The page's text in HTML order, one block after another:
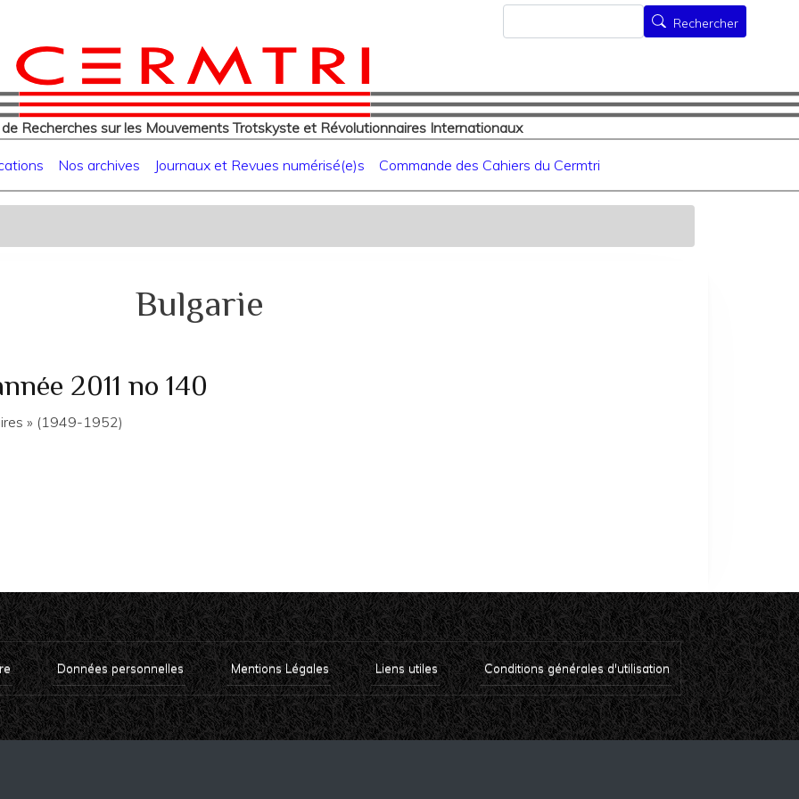
contenu
principal
Recherches sur les Mouvements Trotskyste et Révolutionnaires Internationaux
Rechercher
Rechercher
Nos archives Journaux et Revues numérisé(e)s Commande des Cahiers du Cermtri
Bulgarie
2011 no 140
» (1949-1952)
Données personnelles Mentions Légales Liens utiles Conditions générales d'utilisation